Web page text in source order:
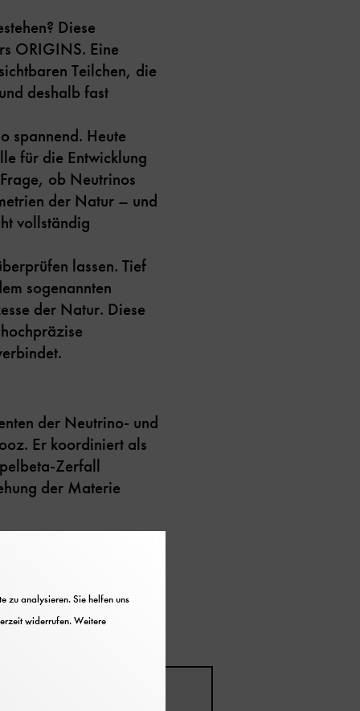
Diese
ORIGINS. Eine
Teilchen, die
deshalb fast
spannend. Heute
für die Entwicklung
ob Neutrinos
der Natur – und
vollständig
lassen. Tief
sogenannten
der Natur. Diese
der Neutrino- und
Er koordiniert als
Zerfall
der Materie
zu analysieren. Sie helfen uns
widerrufen. Weitere